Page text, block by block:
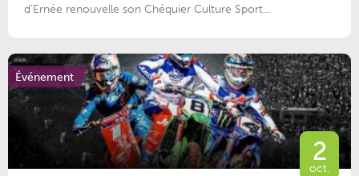
d’Ernée renouvelle son Chéquier Culture Sport...
Événement
2
oct.